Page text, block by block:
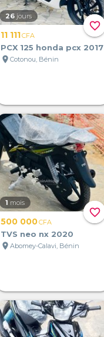
favorite_border
26 jours
11 111CFA
PCX 125 honda pcx 2017
location_on Cotonou, Bénin
favorite_border
1 mois
500 000CFA
TVS neo nx 2020
location_on Abomey-Calavi, Bénin